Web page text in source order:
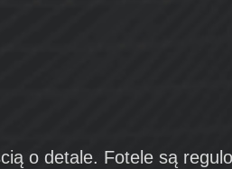
o detale. Fotele są